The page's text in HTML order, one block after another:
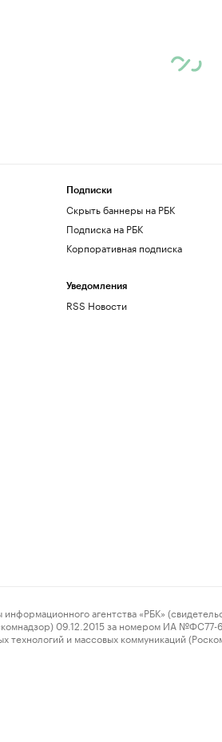
Подписки
Скрыть баннеры на РБК
Подписка на РБК
Корпоративная подписка
Уведомления
RSS Новости
агентства «РБК»
09.12.2015 за номером ИА №ФС77-
и массовых коммуникаций